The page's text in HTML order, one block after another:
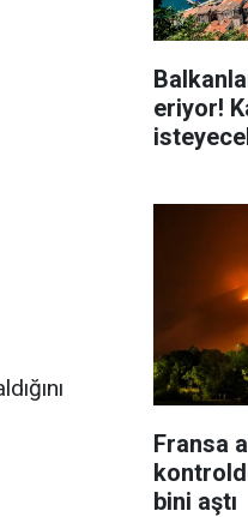
eriyor!
Fransa
bini aştı